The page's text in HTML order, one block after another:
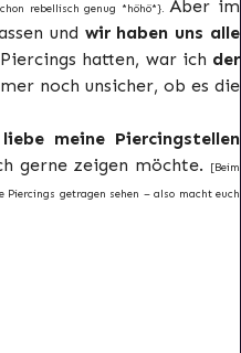
rebellisch genug *höhö*}.Aber im
und wir haben uns alle
hatten, war ich der
noch unsicher, ob es die
meine Piercingstellen
gerne zeigen möchte.
[Beim
getragen sehen – also macht euch